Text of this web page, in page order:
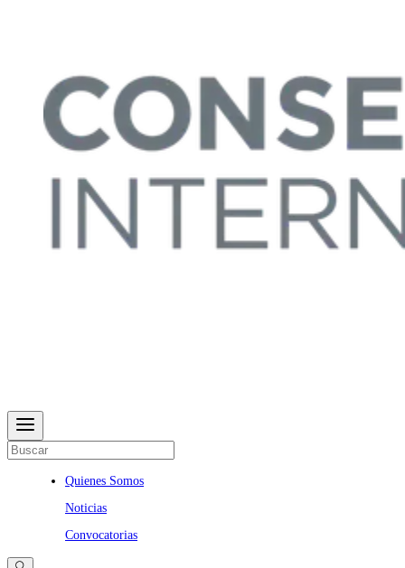
Quienes Somos
Noticias
Convocatorias